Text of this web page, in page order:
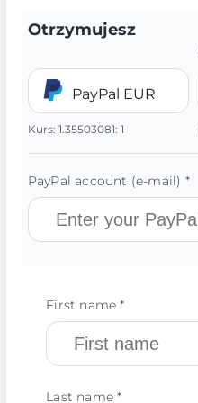
Otrzymujesz
PayPal EUR
Kurs: 1.35503081: 1
PayPal account (e-mail) *
First name *
Last name *